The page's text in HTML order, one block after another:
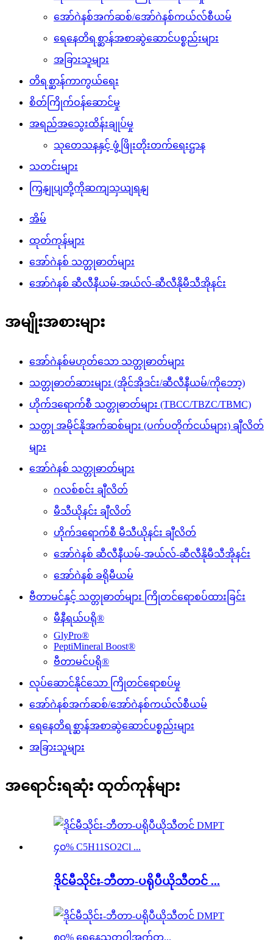
အော်ဂဲနစ်အက်ဆစ်/အော်ဂဲနစ်ကယ်လ်စီယမ်
ရေနေတိရစ္ဆာန်အစာဆွဲဆောင်ပစ္စည်းများ
အခြားသူများ
တိရစ္ဆာန်ကာကွယ်ရေး
စိတ်ကြိုက်ဝန်ဆောင်မှု
အရည်အသွေးထိန်းချုပ်မှု
သုတေသနနှင့် ဖွံ့ဖြိုးတိုးတက်ရေးဌာန
သတင်းများ
ကြှနျုပျတို့ကိုဆကျသှယျရနျ
အိမ်
ထုတ်ကုန်များ
အော်ဂဲနစ် သတ္တုဓာတ်များ
အော်ဂဲနစ် ဆီလီနီယမ်-အယ်လ်-ဆီလီနိုမီသီအိုနင်း
အမျိုးအစားများ
အော်ဂဲနစ်မဟုတ်သော သတ္တုဓာတ်များ
သတ္တုဓာတ်ဆားများ (အိုင်အိုဒင်း/ဆီလီနီယမ်/ကိုဘော့)
ဟိုက်ဒရောက်စီ သတ္တုဓာတ်များ (TBCC/TBZC/TBMC)
သတ္တု အမိုင်နိုအက်ဆစ်များ (ပက်ပတိုက်ငယ်များ) ချီလိတ်
များ
အော်ဂဲနစ် သတ္တုဓာတ်များ
ဂလစ်စင်း ချီလိတ်
မီသီယိုနင်း ချီလိတ်
ဟိုက်ဒရောက်စီ မီသီယိုနင်း ချီလိတ်
အော်ဂဲနစ် ဆီလီနီယမ်-အယ်လ်-ဆီလီနိုမီသီအိုနင်း
အော်ဂဲနစ် ခရိုမီယမ်
ဗီတာမင်နှင့် သတ္တုဓာတ်များ ကြိုတင်ရောစပ်ထားခြင်း
မီနီရယ်ပရို®
GlyPro®
PeptiMineral Boost®
ဗီတာမင်ပရို®
လုပ်ဆောင်နိုင်သော ကြိုတင်ရောစပ်မှု
အော်ဂဲနစ်အက်ဆစ်/အော်ဂဲနစ်ကယ်လ်စီယမ်
ရေနေတိရစ္ဆာန်အစာဆွဲဆောင်ပစ္စည်းများ
အခြားသူများ
အရောင်းရဆုံး ထုတ်ကုန်များ
ဒိုင်မီသိုင်း-ဘီတာ-ပရိုပီယိုသီတင် ...